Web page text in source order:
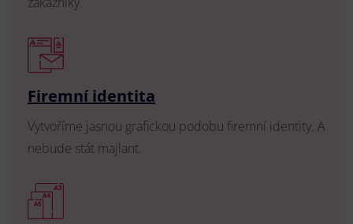
Firemní identita
Vytvoříme jasnou grafickou podobu firemní identity. A
nebude stát majlant.